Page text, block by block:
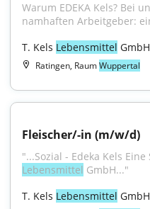
Warum EDEKA Kels? Bei
namhaften Arbeitgeber:
T. Kels Lebensmittel GmbH
Ratingen, RaumWuppertal
Fleischer/-in (m/w/d)
Lebensmittel GmbH..."
T. Kels Lebensmittel GmbH